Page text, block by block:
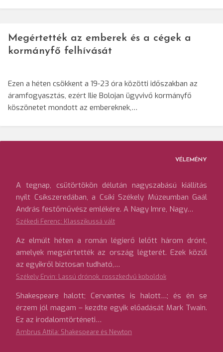
Megértették az emberek és a cégek a
kormányfő felhívását
Ezen a héten csökkent a 19-23 óra közötti időszakban az
áramfogyasztás, ezért Ilie Bolojan ügyvivő kormányfő
köszönetet mondott az embereknek,…
VÉLEMÉNY
A tegnap, csütörtökön délután nagyszabású kiállítás
nyílt Csíkszeredában, a Csíki Székely Múzeumban Gaál
András festőművész emlékére. A Nagy Imre, Nagy…
Székedi Ferenc: Klasszikussá vált
Az elmúlt héten a román légierő lelőtt három drónt,
amelyek megsértették az ország légterét. Ezek közül
az egyikről biztosan tudható,…
Székely Ervin: Lassú drónok, rosszkedvű koboldok
Shakespeare halott; Cervantes is halott…; és én se
érzem jól magam – kezdte egyik előadását Mark Twain.
Ez az irodalomtörténeti…
Ambrus Attila: Shakespeare és Newton